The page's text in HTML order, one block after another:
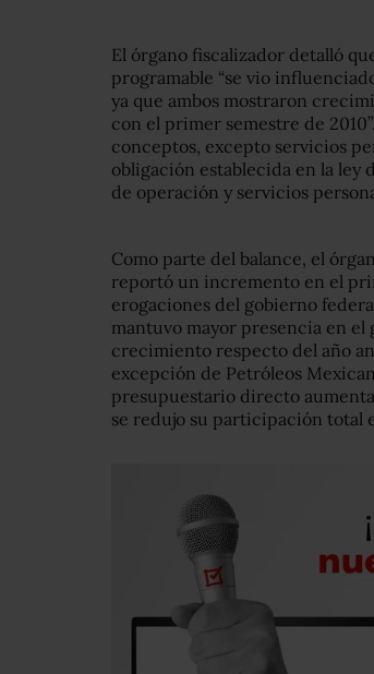
El órgano fiscalizador detalló
programable se vio
ya que ambos mostraron
con el primer semestre de 2010
conceptos, excepto servicios
obligación establecida en la
de operación y servicios
Como parte del balance, el
reportó un incremento en el
erogaciones del gobierno
mantuvo mayor presencia en
crecimiento respecto del año
excepción de Petróleos
presupuestario directo
se redujo su participación total